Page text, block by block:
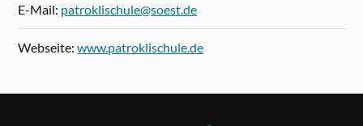
E-Mail: patroklischule@soest.de
Webseite:www.patroklischule.de